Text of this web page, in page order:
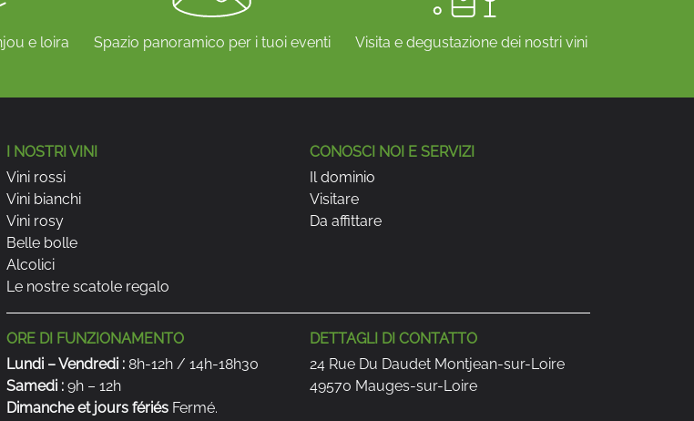
e loira Spazio panoramico per i tuoi eventi Visita e degustazione dei nostri vini
I NOSTRI VINI
Vini rossi
Vini bianchi
Vini rosy
Belle bolle
Alcolici
Le nostre scatole regalo
CONOSCI NOI E SERVIZI
Il dominio
Visitare
Da affittare
ORE DI FUNZIONAMENTO
Lundi – Vendredi : 8h-12h / 14h-18h30
Samedi : 9h – 12h
Dimanche et jours fériés Fermé.
DETTAGLI DI CONTATTO
24 Rue Du Daudet Montjean-sur-Loire
49570 Mauges-sur-Loire